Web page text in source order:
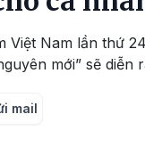
Việt Nam lần thứ
mới” sẽ diễn
mail